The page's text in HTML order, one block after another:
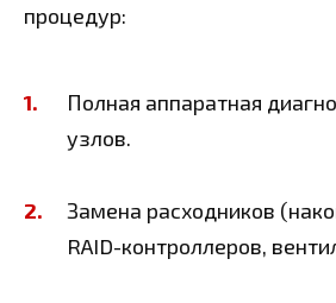
процедур:
Полная аппаратная
узлов.
Замена расходников
RAID-контроллеров,